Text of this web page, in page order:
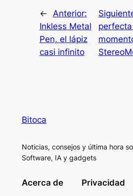
← Anterior:
Inkless Metal
Pen, el lápiz
casi infinito
Bitoca
Noticias, consejos y última hora
Software, IA y gadgets
Acerca de Privacidad